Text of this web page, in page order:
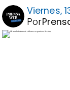
Viernes,
Por